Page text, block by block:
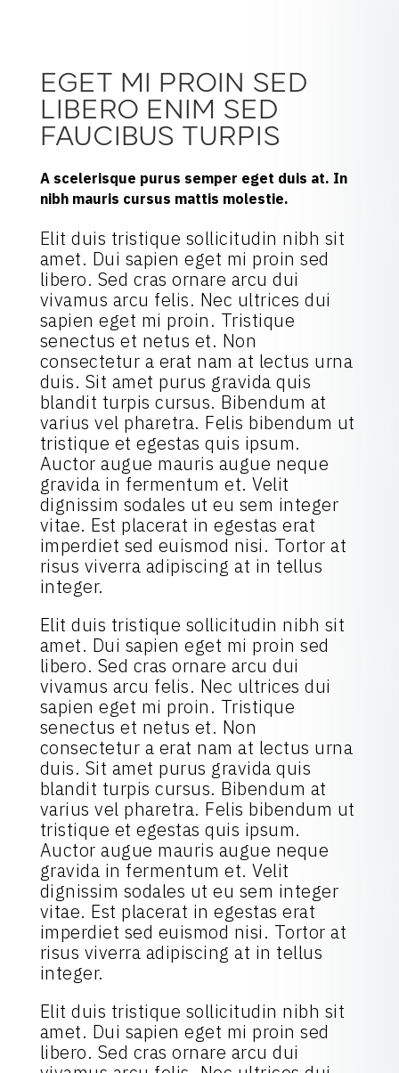
EGET MI PROIN SED
LIBERO ENIM SED
FAUCIBUS TURPIS
A scelerisque purus semper eget duis at. In
nibh mauris cursus mattis molestie.
Elit duis tristique sollicitudin nibh sit
amet. Dui sapien eget mi proin sed
libero. Sed cras ornare arcu dui
vivamus arcu felis. Nec ultrices dui
sapien eget mi proin. Tristique
senectus et netus et. Non
consectetur a erat nam at lectus urna
duis. Sit amet purus gravida quis
blandit turpis cursus. Bibendum at
varius vel pharetra. Felis bibendum ut
tristique et egestas quis ipsum.
Auctor augue mauris augue neque
gravida in fermentum et. Velit
dignissim sodales ut eu sem integer
vitae. Est placerat in egestas erat
imperdiet sed euismod nisi. Tortor at
risus viverra adipiscing at in tellus
integer.
Elit duis tristique sollicitudin nibh sit
amet. Dui sapien eget mi proin sed
libero. Sed cras ornare arcu dui
vivamus arcu felis. Nec ultrices dui
sapien eget mi proin. Tristique
senectus et netus et. Non
consectetur a erat nam at lectus urna
duis. Sit amet purus gravida quis
blandit turpis cursus. Bibendum at
varius vel pharetra. Felis bibendum ut
tristique et egestas quis ipsum.
Auctor augue mauris augue neque
gravida in fermentum et. Velit
dignissim sodales ut eu sem integer
vitae. Est placerat in egestas erat
imperdiet sed euismod nisi. Tortor at
risus viverra adipiscing at in tellus
integer.
Elit duis tristique sollicitudin nibh sit
amet. Dui sapien eget mi proin sed
libero. Sed cras ornare arcu dui